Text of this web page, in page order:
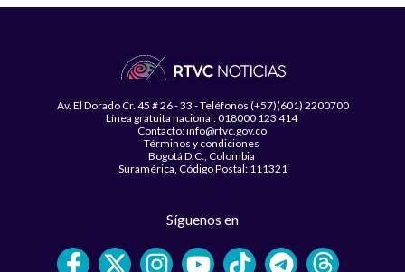
Av. El Dorado Cr. 45 # 26 - 33 - Teléfonos (+57)(601) 2200700
Línea gratuita nacional: 018000 123 414
Contacto: info@rtvc.gov.co
Términos y condiciones
Bogotá D.C., Colombia
Suramérica, Código Postal: 111321
Síguenos en